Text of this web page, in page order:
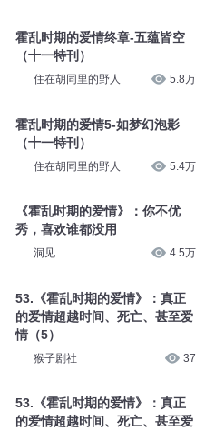
霍乱时期的爱情终章-五蕴皆空
（十一特刊）
住在胡同里的野人 5.8万
霍乱时期的爱情5-如梦幻泡影
（十一特刊）
住在胡同里的野人 5.4万
《霍乱时期的爱情》：你不优
秀，喜欢谁都没用
洞见 4.5万
53.《霍乱时期的爱情》：真正
的爱情超越时间、死亡、甚至爱
情（5）
猴子剧社 37
53.《霍乱时期的爱情》：真正
的爱情超越时间、死亡、甚至爱